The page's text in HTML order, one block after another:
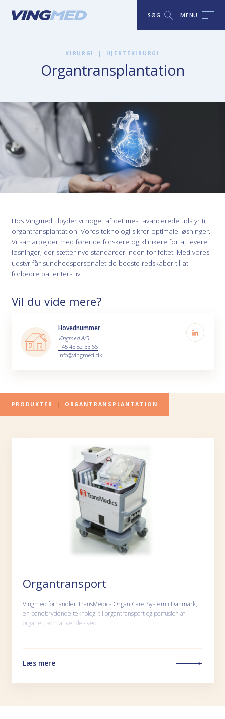
SØG MENU
KIRURGI | HJERTEKIRURGI
Organtransplantation
Hos Vingmed tilbyder vi noget af det mest avancerede udstyr til
organtransplantation. Vores teknologi sikrer optimale løsninger.
Vi samarbejder med førende forskere og klinikere for at levere
løsninger, der sætter nye standarder inden for feltet. Med vores
udstyr får sundhedspersonalet de bedste redskaber til at
forbedre patienters liv.
Vil du vide mere?
Hovednummer
Vingmed A/S
+45 45 82 33 66
info@vingmed.dk
PRODUKTER | ORGANTRANSPLANTATION
Organtransport
Vingmed forhandler TransMedics Organ Care System i Danmark,
en banebrydende teknologi til organtransport og perfusion af
organer, som anvendes ved…
Læs mere